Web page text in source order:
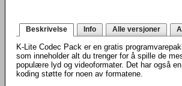
Beskrivelse Info Alle versjoner
K-Lite Codec Pack er en gratis
som inneholder alt du trenger for å spille de
populære lyd og videoformater. Det har også en
koding støtte for noen av formatene.